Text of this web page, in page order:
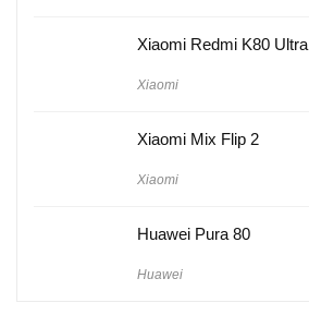
Xiaomi Redmi K80 Ultra
Xiaomi
Xiaomi Mix Flip 2
Xiaomi
Huawei Pura 80
Huawei